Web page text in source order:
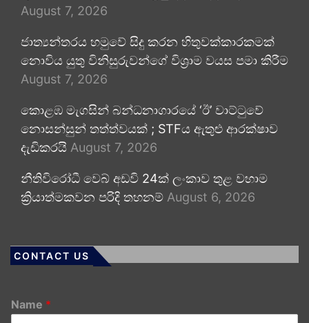
August 7, 2026
ජාත්‍යන්තරය හමුවේ සිදු කරන හිතුවක්කාරකමක්
නොවිය යුතු විනිසුරුවන්ගේ විශ්‍රාම වයස පමා කිරීම
August 7, 2026
කොළඹ මැගසින් බන්ධනාගාරයේ ‘ඊ’ වාට්ටුවේ
නොසන්සුන් තත්ත්වයක් ; STFය ඇතුළු ආරක්ෂාව
දැඩිකරයි August 7, 2026
නීතිවිරෝධී වෙබ් අඩවි 24ක් ලංකාව තුළ වහාම
ක්‍රියාත්මකවන පරිදි තහනම් August 6, 2026
CONTACT US
Name *